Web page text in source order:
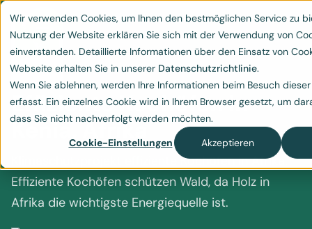
Wir verwenden Cookies, um Ihnen den bestmöglichen Service zu
Nutzung der Website erklären Sie sich mit der Verwendung von
einverstanden. Detaillierte Informationen über den Einsatz von
Webseite erhalten Sie in unserer Datenschutzrichtlinie.
Wenn Sie ablehnen, werden Ihre Informationen beim Besuch
erfasst. Ein einzelnes Cookie wird in Ihrem Browser gesetzt, um
dass Sie nicht nachverfolgt werden möchten.
Cookie-Einstellungen
Akzeptieren
Effiziente Kochöfen in
Kenia, Afrika
Klimaschutzprojekt effiziente Kochöfen in Afrika.
Effiziente Kochöfen schützen Wald, da Holz in
Afrika die wichtigste Energiequelle ist.